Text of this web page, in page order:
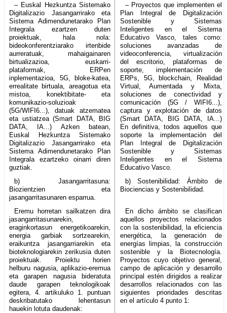
– Euskal Hezkuntza Sistemako
Digitalizazio Jasangarrirako eta
Sistema Adimendunetarako Plan
Integrala ezartzen duten
proiektuak, hala nola:
bideokonferentziarako irtenbide
aurreratuak, mahaigainaren
birtualizazioa, euskarri-
plataformak, ERPen
inplementazioa, 5G, bloke-katea,
errealitate birtuala, areagotua eta
mistoa, konektibitate- eta
komunikazio-soluzioak
(5G/WIFI6...), datuak atzematea
eta ustiatzea (Smart DATA, BIG
DATA, IA...) Azken batean,
Euskal Hezkuntza Sistemako
Digitalizazio Jasangarrirako eta
Sistema Adimendunetarako Plan
Integrala ezartzeko oinarri diren
guztiak.
– Proyectos que implementen el
Plan Integral de Digitalización
Sostenible y Sistemas
Inteligentes en el Sistema
Educativo Vasco, tales como:
soluciones avanzadas de
videoconferencia, virtualización
del escritorio, plataformas de
soporte, implementación de
ERPs, 5G, blockchain, Realidad
Virtual, Aumentada y Mixta,
soluciones de conectividad y
comunicación (5G / WIFI6...),
captura y explotación de datos
(Smart DATA, BIG DATA, IA...)
En definitiva, todos aquellos que
soporte la implementación del
Plan Integral de Digitalización
Sostenible y Sistemas
Inteligentes en el Sistema
Educativo Vasco.
b) Jasangarritasuna:
Biozientzien eta
jasangarritasunaren esparrua.
b) Sostenibilidad: Ámbito de
Biociencias y Sostenibilidad.
Eremu horretan sailkatzen dira
jasangarritasunarekin,
eraginkortasun energetikoarekin,
energia garbiak sortzearekin,
eraikuntza jasangarriarekin eta
bioteknologiarekin zerikusia duten
proiektuak. Proiektu horien
helburu nagusia, aplikazio-eremua
eta garapen nagusia bideratuta
daude garapen teknologikoak
egitera, 4. artikuluko 1. puntuan
deskribatutako lehentasun
hauekin lotuta daudenak:
En dicho ámbito se clasifican
aquellos proyectos relacionados
con la sostenibilidad, la eficiencia
energética, la generación de
energías limpias, la construcción
sostenible y la Biotecnología.
Proyectos cuyo objetivo general,
campo de aplicación y desarrollo
principal estén dirigidos a realizar
desarrollos relacionados con las
siguientes prioridades descritas
en el artículo 4 punto 1: